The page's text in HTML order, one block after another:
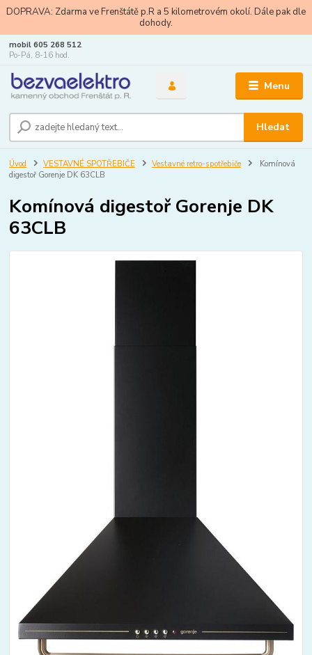
DOPRAVA: Zdarma ve Frenštátě p.R a 5 kilometrovém okolí. Dále pak dle
dohody.
Menu
Hledat
mobil 605 268 512
Po-Pá, 8-16 hod.
Úvod VESTAVNÉ SPOTŘEBIČE Vestavné retro-spotřebiče
Komínová
digestoř Gorenje DK 63CLB
Komínová digestoř Gorenje DK
63CLB